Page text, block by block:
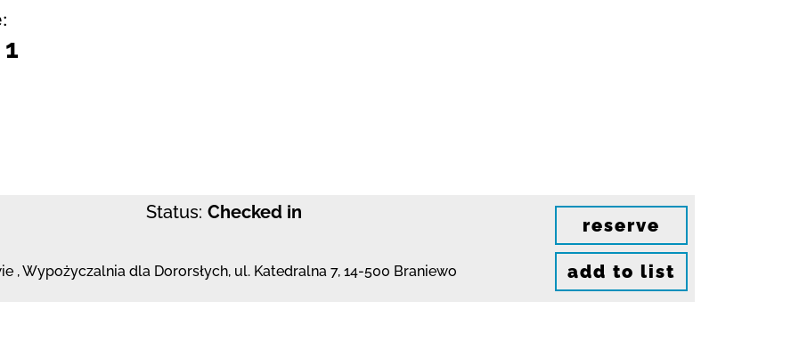
Status: Checked in
,Wypożyczalnia dla Dororsłych, ul. Katedralna 7, 14-500 Braniewo
reserve
add to list